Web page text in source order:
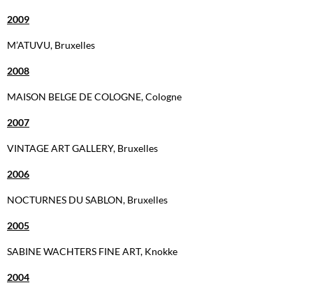
2009
M’ATUVU, Bruxelles
2008
MAISON BELGE DE COLOGNE, Cologne
2007
VINTAGE ART GALLERY, Bruxelles
2006
NOCTURNES DU SABLON, Bruxelles
2005
SABINE WACHTERS FINE ART, Knokke
2004